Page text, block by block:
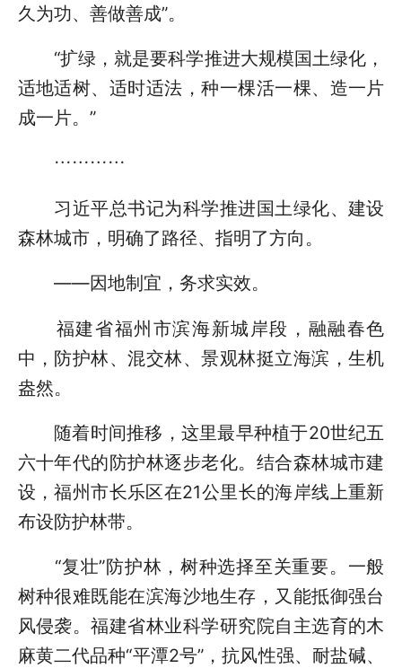
久为功、善做善成”。
“扩绿，就是要科学推进大规模国土绿化，
适地适树、适时适法，种一棵活一棵、造一片
成一片。”
…………
习近平总书记为科学推进国土绿化、建设
森林城市，明确了路径、指明了方向。
——因地制宜，务求实效。
福建省福州市滨海新城岸段，融融春色
中，防护林、混交林、景观林挺立海滨，生机
盎然。
随着时间推移，这里最早种植于20世纪五
六十年代的防护林逐步老化。结合森林城市建
设，福州市长乐区在21公里长的海岸线上重新
布设防护林带。
“复壮”防护林，树种选择至关重要。一般
树种很难既能在滨海沙地生存，又能抵御强台
风侵袭。福建省林业科学研究院自主选育的木
麻黄二代品种“平潭2号”，抗风性强、耐盐碱、